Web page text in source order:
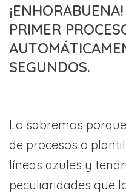
PRIMER
SEGUNDOS.
Lo sabremos
de procesos o
líneas azules y
peculiaridades que